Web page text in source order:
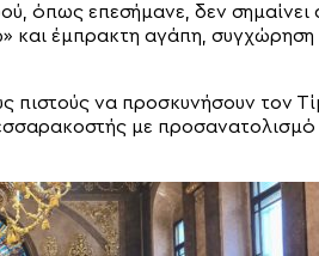
όπως επεσήμανε, δεν σημαίνει
και έμπρακτη αγάπη,
πιστούς να προσκυνήσουν τον
με